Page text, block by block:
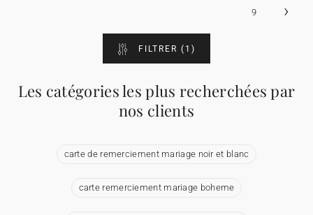
9 ›
FILTRER (1)
Les catégories les plus recherchées par
nos clients
carte de remerciement mariage noir et blanc
carte remerciement mariage boheme